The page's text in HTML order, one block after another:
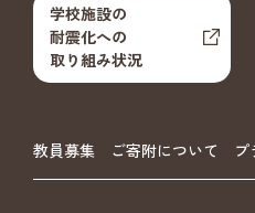
学校施設の
耐震化への
取り組み状況
教員募集 ご寄附について